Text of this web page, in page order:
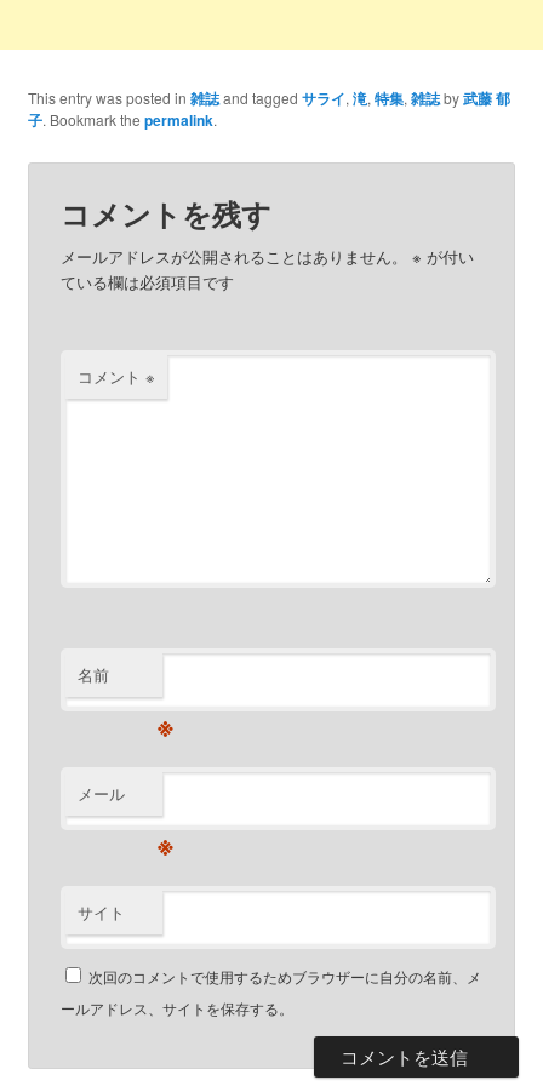
This entry was posted in 雑誌and tagged サライ, 滝, 特集, 雑誌by武藤 郁
子. Bookmark the permalink.
コメントを残す
メールアドレスが公開されることはありません。 ※ が付い
ている欄は必須項目です
コメント ※
名前
※
メール
※
サイト
次回のコメントで使用するためブラウザーに自分の名前、メ
ールアドレス、サイトを保存する。